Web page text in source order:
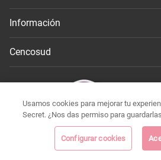
Información
Cencosud
Todos los derechos
Usamos cookies para mejorar tu
Secret. ¿Nos das permiso para
Configurar cookies